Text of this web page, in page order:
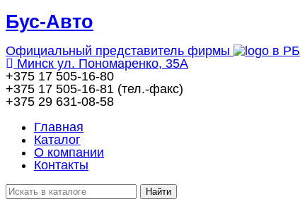
Бус-Авто
Официальный представитель фирмы
в РБ
Минск ул. Пономаренко, 35А
+375 17 505-16-80
+375 17 505-16-81 (тел.-факс)
+375 29 631-08-58
Главная
Каталог
О компании
Контакты